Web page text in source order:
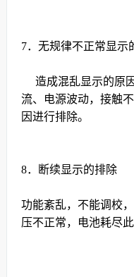
7．无规律不正常显示
造成混乱显示的原
流、电源波动，接触
因进行排除。
8．断续显示的排除
功能紊乱，不能调校
压不正常，电池耗尽